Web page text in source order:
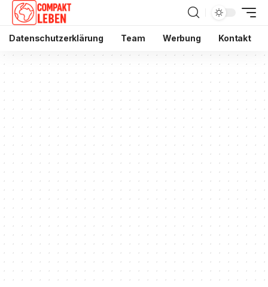
Datenschutzerklärung Team Werbung Kontakt